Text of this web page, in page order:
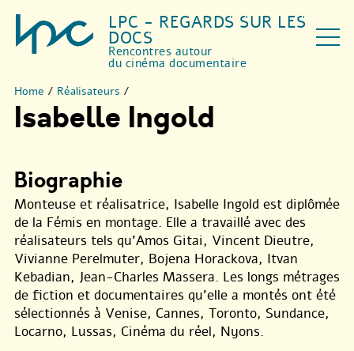
LPC - REGARDS SUR LES
DOCS
Rencontres autour
du cinéma documentaire
Home / Réalisateurs /
Isabelle Ingold
Biographie
Monteuse et réalisatrice, Isabelle Ingold est diplômée
de la Fémis en montage. Elle a travaillé avec des
réalisateurs tels qu’Amos Gitai, Vincent Dieutre,
Vivianne Perelmuter, Bojena Horackova, Itvan
Kebadian, Jean-Charles Massera. Les longs métrages
de fiction et documentaires qu’elle a montés ont été
sélectionnés à Venise, Cannes, Toronto, Sundance,
Locarno, Lussas, Cinéma du réel, Nyons.